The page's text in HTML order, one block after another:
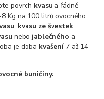
povrch kvasu a řádně
Kg na 100 litrů ovocného
, kvasu ze švestek,
nebo jablečného a
je doba kvašení 7 až 14
buničiny: